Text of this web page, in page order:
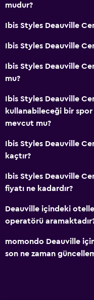
24 saat resepsiyon
Saç kurutma makinesi
Tuvalet kağıdı
Özel banyo
Sağlık ve güvenlik
İlk yardım seti
24 saat güvenlik
Medya ve eğlence
mudur?
Ibis Styles Deauville
Ibis Styles Deauville
Ibis Styles Deauville
mu?
Ibis Styles Deauville
kullanabileceği bir
mevcut mu?
Ibis Styles Deauville
kaçtır?
Ibis Styles Deauville
fiyatı ne kadardır?
Deauville içindeki
operatörü
momondo Deauville
son ne zaman